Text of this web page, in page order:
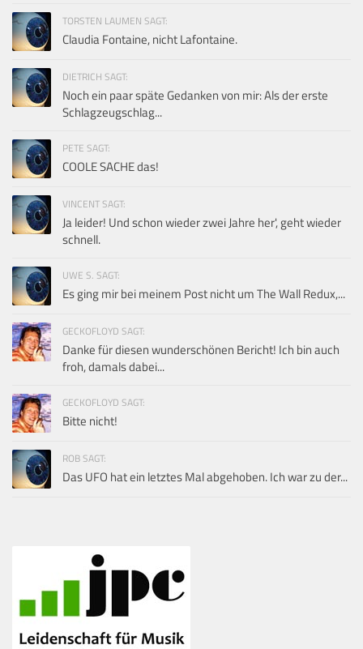
TORSTEN LAUMEN SAGT:
Claudia Fontaine, nicht Lafontaine.
DIETRICH SAGT:
Noch ein paar späte Gedanken von mir: Als der erste
Schlagzeugschlag...
PETE SAGT:
COOLE SACHE das!
VINCENT SAGT:
Ja leider! Und schon wieder zwei Jahre her', geht wieder
schnell.
UWE S. SAGT:
Es ging mir bei meinem Post nicht um The Wall Redux,...
GECKOFLOYD SAGT:
Danke für diesen wunderschönen Bericht! Ich bin auch
froh, damals dabei...
GECKOFLOYD SAGT:
Bitte nicht!
ROB SAGT:
Das UFO hat ein letztes Mal abgehoben. Ich war zu der...